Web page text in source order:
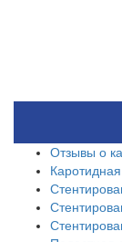
Отзывы о